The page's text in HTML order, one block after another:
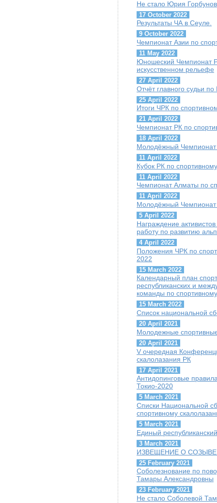
Не стало Юрия
17 October 2022
Результаты ЧА в Сеуле.
9 October 2022
Чемпионат Азии по
11 May 2022
Юношеский Чемпионат
искусственном рельефе
27 April 2022
Отчёт главного судьи
25 April 2022
Итоги ЧРК по
21 April 2022
Чемпионат РК по
18 April 2022
Молодёжный Чемпионат
11 April 2022
Кубок РК по
11 April 2022
Чемпионат Алматы по
11 April 2022
Молодёжный Чемпионат
5 April 2022
Награждение
работу по развитию
4 April 2022
Положения ЧРК по
2022
15 March 2022
Календарный план
республиканских и
команды по
15 March 2022
Список национальной
20 April 2021
Молодежные
20 April 2021
V очередная
скалолазания РК
17 April 2021
Антидопинговые
Токио-2020
5 March 2021
Списки Национальной
спортивному
5 March 2021
Единый
3 March 2021
ИЗВЕЩЕНИЕ О
25 February 2021
Соболезнование по
Тамары Александровны
23 February 2021
Не стало Соболевой